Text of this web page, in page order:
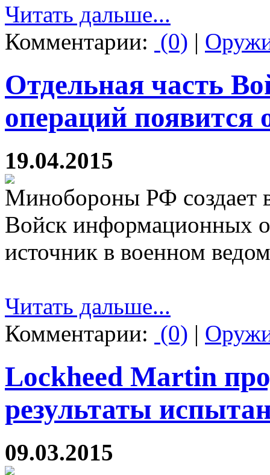
Читать дальше...
Комментарии: (0) |
Отдельная часть
операций
19.04.2015
Минобороны РФ создает
Войск информационных
источник в военном
Читать дальше...
Комментарии: (0) |
Lockheed Martin
результаты
09.03.2015